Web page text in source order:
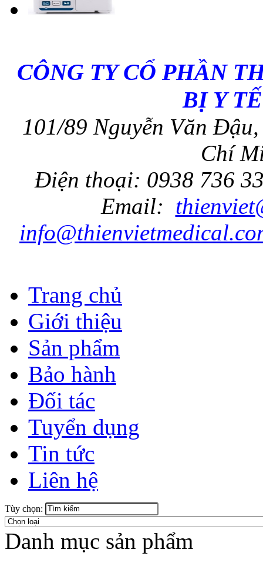
CÔNG TY CỔ PHẦN
BỊ Y
101/89 Nguyễn Văn
Chí
Điện thoại: 0938 736
Email:
Trang chủ
Giới thiệu
Sản phẩm
Bảo hành
Đối tác
Tuyển dụng
Tin tức
Liên hệ
Tùy chọn:
Danh mục sản phẩm